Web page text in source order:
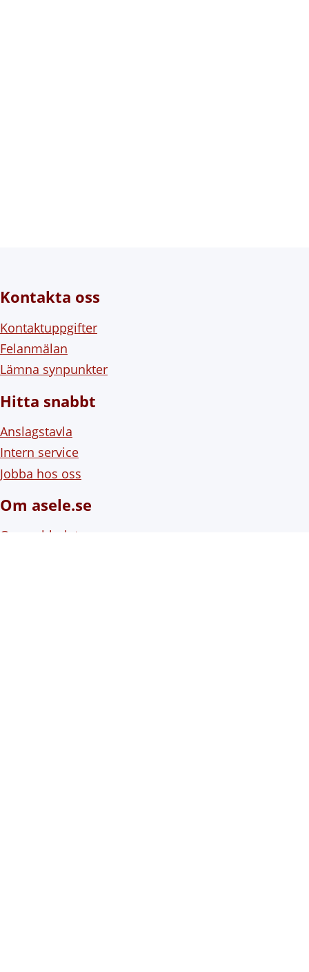
Kontakta oss
Kontaktuppgifter
Felanmälan
Lämna synpunkter
Hitta snabbt
Anslagstavla
Intern service
Jobba hos oss
Om asele.se
Om webbplatsen